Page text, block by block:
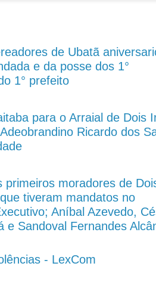
de Ubatã
e da posse dos 1°
1° prefeito
para o Arraial de Dois
Ricardo dos
primeiros moradores de
tiveram mandatos no
Aníbal Azevedo,
e Sandoval Fernandes
- LexCom